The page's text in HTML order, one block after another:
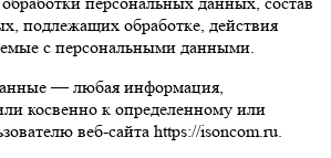
подлежащих обработке, действия
с персональными данными.
— любая информация,
косвенно к определенному или
веб-сайта https://isoncom.ru.